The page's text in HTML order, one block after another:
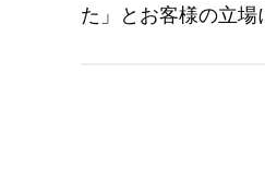
た」とお客様の立場